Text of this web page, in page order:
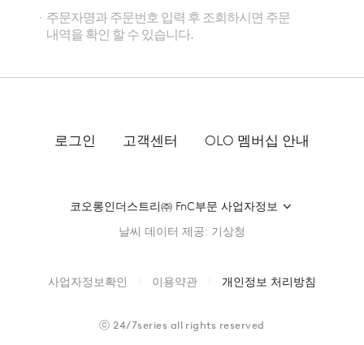
주문자명과 주문번호 입력 후 조회하시면 주문
내역을 확인 할 수 있습니다.
로그인 고객센터 OLO 멤버십 안내
코오롱인더스트리㈜ FnC부문 사업자정보
날씨 데이터 제공: 기상청
사업자정보확인 이용약관 개인정보 처리방침
ⓒ24/7series all rights reserved